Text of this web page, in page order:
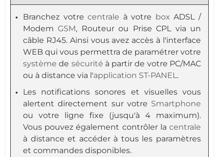
Branchez votrecentrale à votre box ADSL /
Modem GSM, Routeur ou Prise CPL via un
câble RJ45. Ainsi vous avez accès à l'interface
WEB qui vous permettra de paramétrer votre
système de sécurité à partir de votre PC/MAC
ou à distance via l'application ST-PANEL.
Les notifications sonores et visuelles vous
alertent directement sur votre Smartphone
ou votre ligne fixe (jusqu'à 4 maximum).
Vous pouvez également contrôler la centrale
à distance et accéder à tous les paramètres
et commandes disponibles.